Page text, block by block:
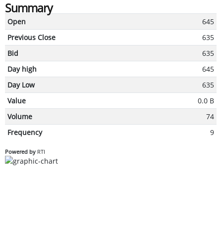
Summary
Open
645
Previous Close
635
Bid
635
Day high
645
Day Low
635
Value
0.0 B
Volume
74
Frequency
9
Powered by RTI